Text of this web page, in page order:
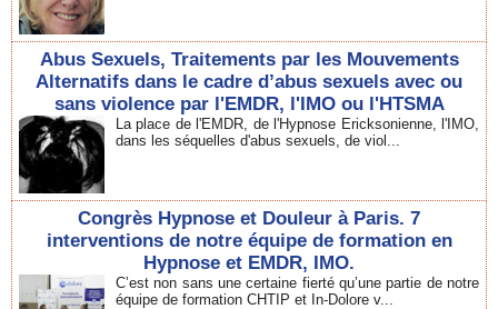
Abus Sexuels, Traitements par les Mouvements
Alternatifs dans le cadre d’abus sexuels avec ou
sans violence par l'EMDR, l'IMO ou l'HTSMA
La place de l'EMDR, de l'Hypnose Ericksonienne, l'IMO,
dans les séquelles d'abus sexuels, de viol...
Congrès Hypnose et Douleur à Paris. 7
interventions de notre équipe de formation en
Hypnose et EMDR, IMO.
C’est non sans une certaine fierté qu’une partie de notre
équipe de formation CHTIP et In-Dolore v...